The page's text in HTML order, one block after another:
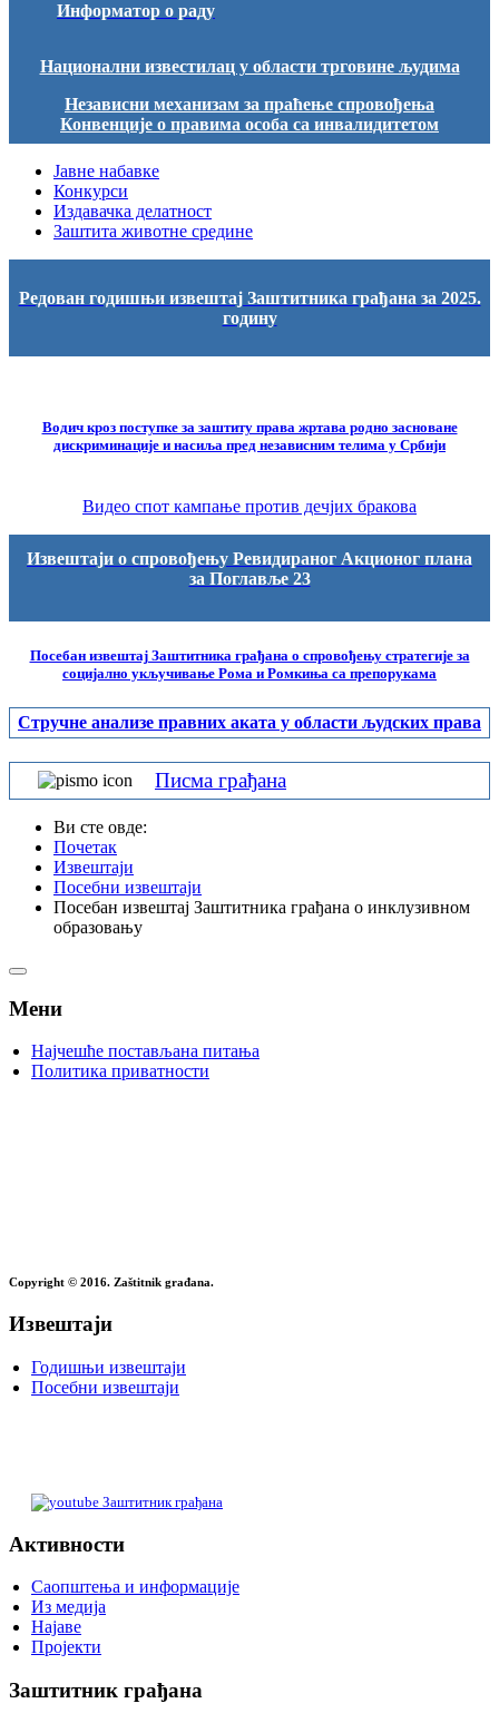
Информатор о раду
Национални известилац у области трговине људима
Независни механизам за праћење спровођења
Конвенције о правима особа са инвалидитетом
Јавне набавке
Конкурси
Издавачка делатност
Заштита животне средине
Редован годишњи извештај Заштитника грађана за 2025.
годину
Водич кроз поступке за заштиту права жртава родно засноване
дискриминације и насиља пред независним телима у Србији
Видео спот кампање против дечјих бракова
Извештаји о спровођењу Ревидираног Акционог плана
за Поглавље 23
Посебан извештај Заштитника грађана о спровођењу стратегије за
социјално укључивање Рома и Ромкиња са препорукама
Стручне анализе правних аката у области људских права
Писма грађана
Ви сте овде:
Почетак
Извештаји
Посебни извештаји
Посебан извештај Заштитника грађана о инклузивном
образовању
Мени
Најчешће постављана питања
Политика приватности
Copyright © 2016. Zaštitnik građana.
Извештаји
Годишњи извештаји
Посебни извештаји
Заштитник грађана
Активности
Саопштења и информације
Из медија
Најаве
Пројекти
Заштитник грађана